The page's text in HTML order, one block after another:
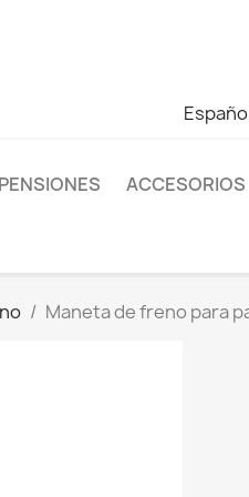
ACCESORIOS
Maneta de freno para